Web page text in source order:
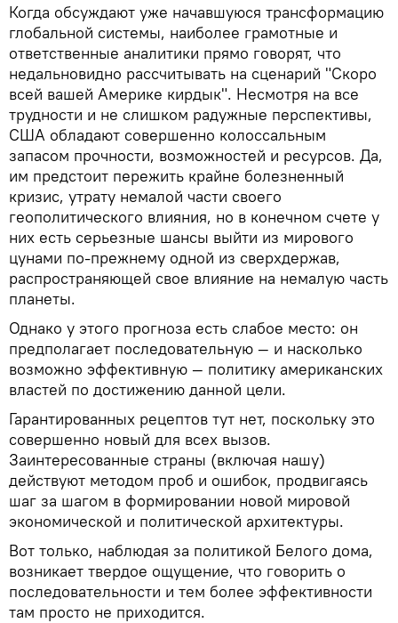
Когда обсуждают уже начавшуюся трансформацию
глобальной системы, наиболее грамотные и
ответственные аналитики прямо говорят, что
недальновидно рассчитывать на сценарий "Скоро
всей вашей Америке кирдык". Несмотря на все
трудности и не слишком радужные перспективы,
США обладают совершенно колоссальным
запасом прочности, возможностей и ресурсов. Да,
им предстоит пережить крайне болезненный
кризис, утрату немалой части своего
геополитического влияния, но в конечном счете у
них есть серьезные шансы выйти из мирового
цунами по-прежнему одной из сверхдержав,
распространяющей свое влияние на немалую часть
планеты.
Однако у этого прогноза есть слабое место: он
предполагает последовательную — и насколько
возможно эффективную — политику американских
властей по достижению данной цели.
Гарантированных рецептов тут нет, поскольку это
совершенно новый для всех вызов.
Заинтересованные страны (включая нашу)
действуют методом проб и ошибок, продвигаясь
шаг за шагом в формировании новой мировой
экономической и политической архитектуры.
Вот только, наблюдая за политикой Белого дома,
возникает твердое ощущение, что говорить о
последовательности и тем более эффективности
там просто не приходится.